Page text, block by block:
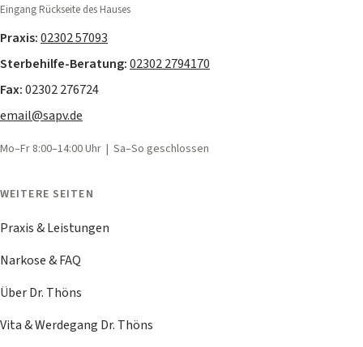
Eingang Rückseite des Hauses
Praxis:02302 57093
Sterbehilfe-Beratung:02302 2794170
Fax:02302 276724
email@sapv.de
Mo–Fr 8:00–14:00 Uhr | Sa–So geschlossen
WEITERE SEITEN
Praxis & Leistungen
Narkose & FAQ
Über Dr. Thöns
Vita & Werdegang Dr. Thöns